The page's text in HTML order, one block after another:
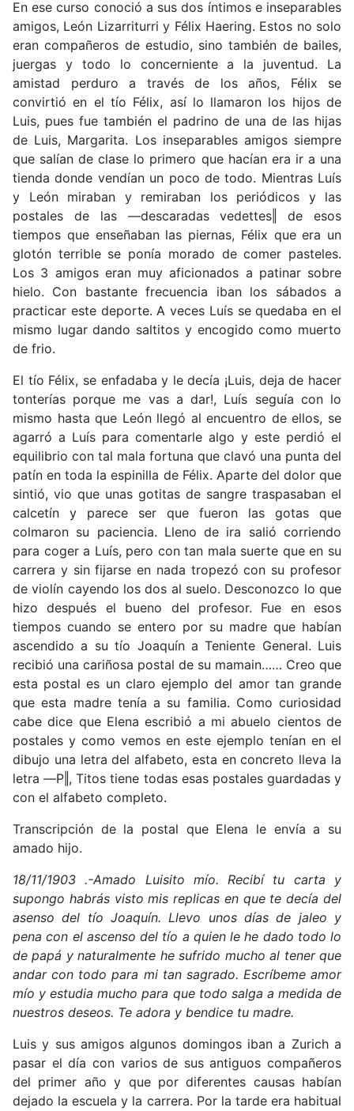
En ese curso conoció a sus dos íntimos e inseparables
amigos, León Lizarriturri y Félix Haering. Estos no solo
eran compañeros de estudio, sino también de bailes,
juergas y todo lo concerniente a la juventud. La
amistad perduro a través de los años, Félix se
convirtió en el tío Félix, así lo llamaron los hijos de
Luis, pues fue también el padrino de una de las hijas
de Luis, Margarita. Los inseparables amigos siempre
que salían de clase lo primero que hacían era ir a una
tienda donde vendían un poco de todo. Mientras Luís
y León miraban y remiraban los periódicos y las
postales de las ―descaradas vedettes‖ de esos
tiempos que enseñaban las piernas, Félix que era un
glotón terrible se ponía morado de comer pasteles.
Los 3 amigos eran muy aficionados a patinar sobre
hielo. Con bastante frecuencia iban los sábados a
practicar este deporte. A veces Luís se quedaba en el
mismo lugar dando saltitos y encogido como muerto
de frio.
El tío Félix, se enfadaba y le decía ¡Luis, deja de hacer
tonterías porque me vas a dar!, Luís seguía con lo
mismo hasta que León llegó al encuentro de ellos, se
agarró a Luís para comentarle algo y este perdió el
equilibrio con tal mala fortuna que clavó una punta del
patín en toda la espinilla de Félix. Aparte del dolor que
sintió, vio que unas gotitas de sangre traspasaban el
calcetín y parece ser que fueron las gotas que
colmaron su paciencia. Lleno de ira salió corriendo
para coger a Luís, pero con tan mala suerte que en su
carrera y sin fijarse en nada tropezó con su profesor
de violín cayendo los dos al suelo. Desconozco lo que
hizo después el bueno del profesor. Fue en esos
tiempos cuando se entero por su madre que habían
ascendido a su tío Joaquín a Teniente General. Luis
recibió una cariñosa postal de su mamain…… Creo que
esta postal es un claro ejemplo del amor tan grande
que esta madre tenía a su familia. Como curiosidad
cabe dice que Elena escribió a mi abuelo cientos de
postales y como vemos en este ejemplo tenían en el
dibujo una letra del alfabeto, esta en concreto lleva la
letra ―P‖, Titos tiene todas esas postales guardadas y
con el alfabeto completo.
Transcripción de la postal que Elena le envía a su
amado hijo.
18/11/1903 .-Amado Luisito mío. Recibí tu carta y
supongo habrás visto mis replicas en que te decía del
asenso del tío Joaquín. Llevo unos días de jaleo y
pena con el ascenso del tío a quien le he dado todo lo
de papá y naturalmente he sufrido mucho al tener que
andar con todo para mi tan sagrado. Escríbeme amor
mío y estudia mucho para que todo salga a medida de
nuestros deseos. Te adora y bendice tu madre.
Luis y sus amigos algunos domingos iban a Zurich a
pasar el día con varios de sus antiguos compañeros
del primer año y que por diferentes causas habían
dejado la escuela y la carrera. Por la tarde era habitual